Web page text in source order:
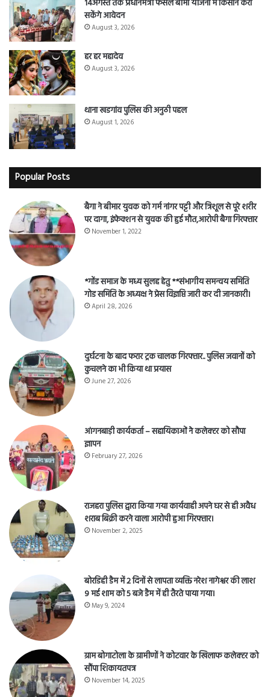
14अगस्त तक प्रधानमंत्री फसल बीमा योजना मे किसान करा
सकेंगे आवेदन
August 3, 2026
हर हर महादेव
August 3, 2026
थाना खडगांव पुलिस की अनुठी पहल
August 1, 2026
Popular Posts
बैगा ने बीमार युवक को गर्म नांगर पट्टी और त्रिशूल से पूरे शरीर
पर दागा, इंफेक्शन से युवक की हुई मौत,आरोपी बैगा गिरफ्तार
November 1, 2022
*गोंड समाज के मध्य सुलह हेतु **संभागीय समन्वय समिति
गोड समिति के अध्यक्ष ने प्रेस विज्ञप्ति जारी कर दी जानकारी।
April 28, 2026
दुर्घटना के बाद फरार ट्रक चालक गिरफ्तार.. पुलिस जवानों को
कुचलने का भी किया था प्रयास
June 27, 2026
आंगनबाड़ी कार्यकर्ता – सहायिकाओं नेे कलेक्टर को सौपा
ज्ञापन
February 27, 2026
राजहरा पुलिस द्वारा किया गया कार्यवाही अपने घर से ही अवैध
शराब बिक्री करने वाला आरोपी हुआ गिरफ्तार।
November 2, 2025
बोरडिही डैम में 2 दिनों से लापता व्यक्ति नरेश नागेश्वर की लाश
9 मई शाम को 5 बजे डैम में ही तैरते पाया गया।
May 9, 2024
ग्राम बोगाटोला के ग्रामीणों ने कोटवार के खिलाफ कलेक्टर को
सौंपा शिकायतपत्र
November 14, 2025